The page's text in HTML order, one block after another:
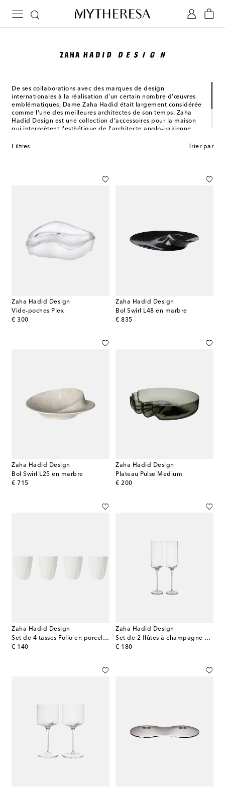
De ses collaborations avec des marques de design
internationales à la réalisation d'un certain nombre d'œuvres
emblématiques, Dame Zaha Hadid était largement considérée
comme l'une des meilleures architectes de son temps. Zaha
Hadid Design est une collection d'accessoires pour la maison
qui interprètent l'esthétique de l'architecte anglo-irakienne,
en mettant l'accent sur les techniques de production de pointe
Filtres Trier par
Zaha Hadid Design
Vide-poches Plex
€ 300
original price
Zaha Hadid Design
Bol Swirl L48 en marbre
€ 835
original price
Zaha Hadid Design
Bol Swirl L25 en marbre
€ 715
original price
Zaha Hadid Design
Plateau Pulse Medium
€ 200
original price
Zaha Hadid Design
Set de 4 tasses Folio en porcelaine
€ 140
original price
Zaha Hadid Design
Set de 2 flûtes à champagne Hew
€ 180
original price